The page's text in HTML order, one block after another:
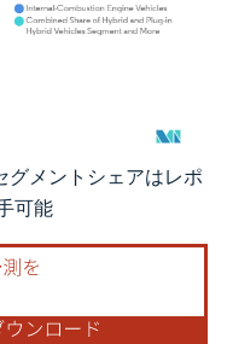
4.0の表示が必要です。
グメントシェアはレポ
可能